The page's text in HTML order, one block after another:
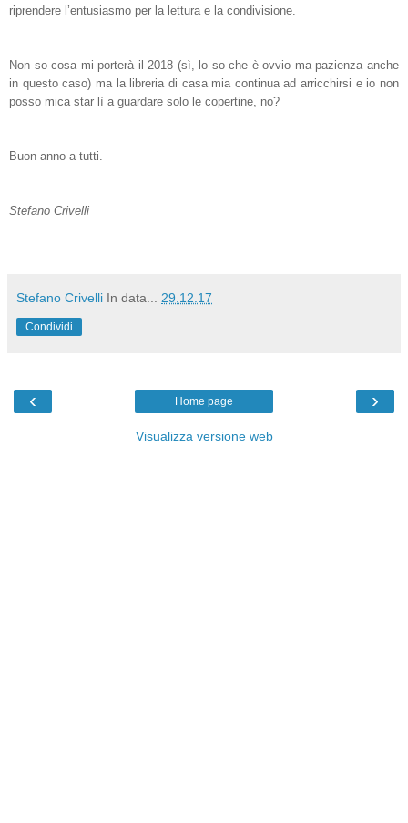
riprendere l’entusiasmo per la lettura e la condivisione.
Non so cosa mi porterà il 2018 (sì, lo so che è ovvio ma pazienza anche
in questo caso) ma la libreria di casa mia continua ad arricchirsi e io non
posso mica star lì a guardare solo le copertine, no?
Buon anno a tutti.
Stefano Crivelli
Stefano Crivelli In data... 29.12.17
Condividi
‹ ›
Home page
Visualizza versione web